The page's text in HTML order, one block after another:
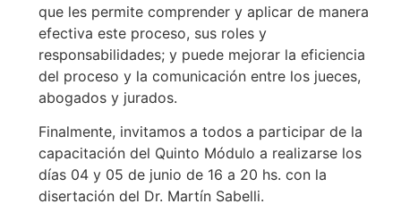
que les permite comprender y aplicar de manera
efectiva este proceso, sus roles y
responsabilidades; y puede mejorar la eficiencia
del proceso y la comunicación entre los jueces,
abogados y jurados.
Finalmente, invitamos a todos a participar de la
capacitación del Quinto Módulo a realizarse los
días 04 y 05 de junio de 16 a 20 hs. con la
disertación del Dr. Martín Sabelli.